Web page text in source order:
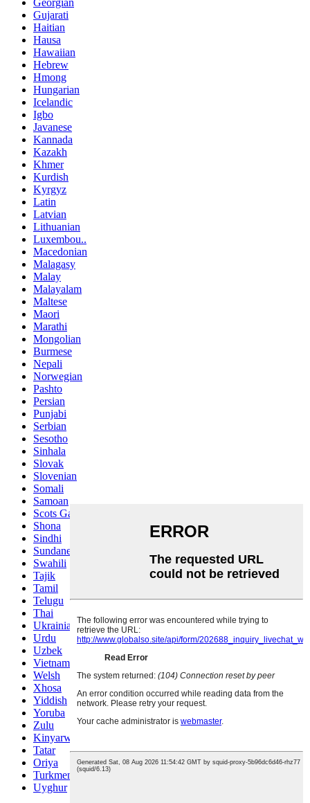
Georgian
Gujarati
Haitian
Hausa
Hawaiian
Hebrew
Hmong
Hungarian
Icelandic
Igbo
Javanese
Kannada
Kazakh
Khmer
Kurdish
Kyrgyz
Latin
Latvian
Lithuanian
Luxembou..
Macedonian
Malagasy
Malay
Malayalam
Maltese
Maori
Marathi
Mongolian
Burmese
Nepali
Norwegian
Pashto
Persian
Punjabi
Serbian
Sesotho
Sinhala
Slovak
Slovenian
Somali
Samoan
Scots Gaelic
Shona
Sindhi
Sundanese
Swahili
Tajik
Tamil
Telugu
Thai
Ukrainian
Urdu
Uzbek
Vietnamese
Welsh
Xhosa
Yiddish
Yoruba
Zulu
Kinyarwanda
Tatar
Oriya
Turkmen
Uyghur